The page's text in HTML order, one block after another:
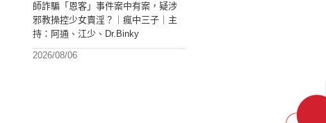
師詐騙「恩客」事件案中有案，疑涉
邪教操控少女賣淫？｜瘋中三子｜主
持：阿通、江少、Dr.Binky
2026/08/06